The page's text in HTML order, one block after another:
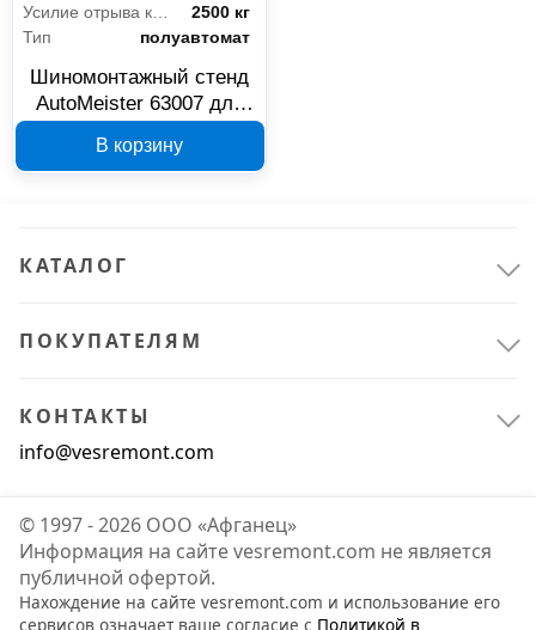
2500 кг
Тип
полуавтомат
Шиномонтажный стенд
AutoMeister 63007 для
В корзину
КАТАЛОГ
ПОКУПАТЕЛЯМ
КОНТАКТЫ
info@vesremont.com
© 1997 - 2026 ООО «Афганец»
Информация на сайте vesremont.com не является
публичной офертой.
Нахождение на сайте vesremont.com и использование его
сервисов означает ваше согласие с Политикой в